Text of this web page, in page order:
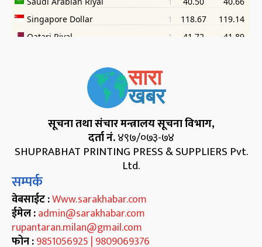
सूचना तथा संचार मन्त्रालय सूचना विभाग,
दर्ता नं.४९७/०७३-७४
SHUPRABHAT PRINTING PRESS & SUPPLIERS Pvt.
Ltd.
सम्पर्क
वेबसाईट :Www.sarakhabar.com
ईमेल :admin@sarakhabar.com
rupantaran.milan@gmail.com
फोन :9851056925 | 9809069376